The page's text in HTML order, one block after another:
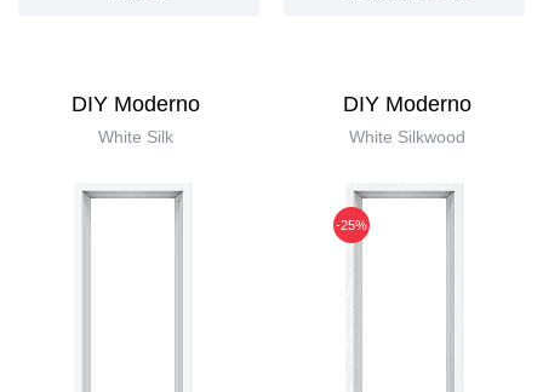
DIY Moderno
White Silk
DIY Moderno
White Silkwood
-25%